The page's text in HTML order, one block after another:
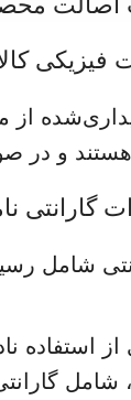
و در
گارانتی
شامل
از استفاده